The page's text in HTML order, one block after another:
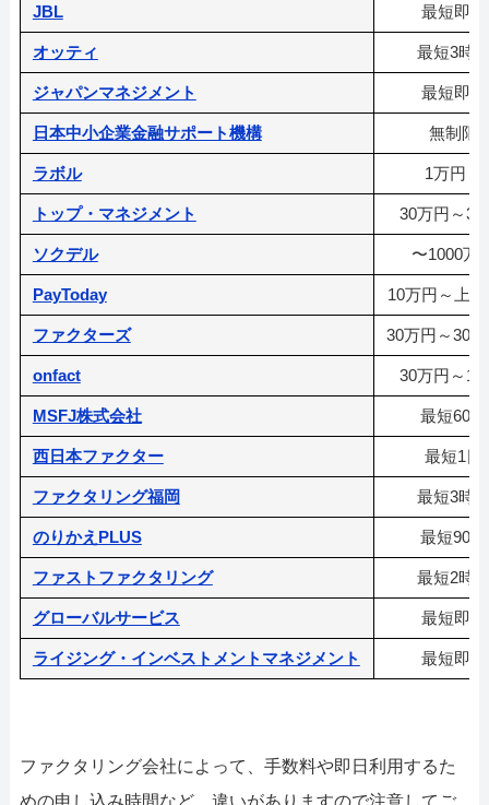
JBL 最短即日
オッティ 最短3時
ジャパンマネジメント 最短即日
日本中小企業金融サポート機構 無制限
ラボル 1万円～
トップ・マネジメント 30万円～3
ソクデル 〜1000万
PayToday 10万円～上
ファクターズ 30万円～
onfact 30万円～1
MSFJ株式会社 最短60分
西日本ファクター 最短1日
ファクタリング福岡 最短3時
のりかえPLUS 最短90分
ファストファクタリング 最短2時
グローバルサービス 最短即日
ライジング・インベストメントマネジメント 最短即日
ファクタリング会社によって、手数料や即日利用するた
めの申し込み時間など、違いがありますので注意してご